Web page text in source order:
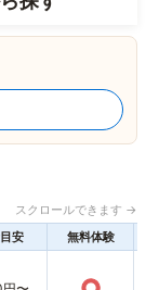
スクロールできます →
安 無料体験